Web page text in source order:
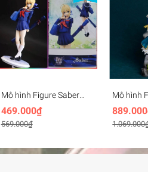
Mô hình Figure Saber
School Uniform Dress
Fate Stay Night (22cm)
469.000₫
569.000₫
Mô hình
Saber
FSN 1/6
Quality